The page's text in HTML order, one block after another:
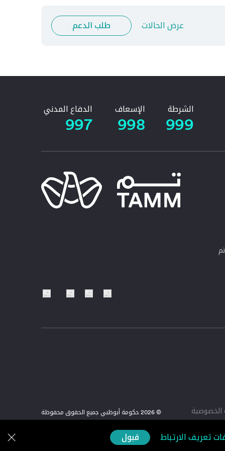
عرض الحالات طلب الدعم
تعريف الارتباط قبول
الشرطة
999
الإسعاف
998
الدفاع المدني
997
© 2026 حكومة أبوظبي جميع الحقوق محفوظة